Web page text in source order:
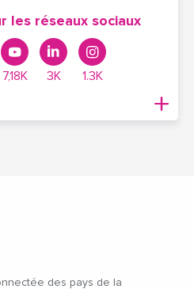
les réseaux sociaux
7,18K 3K 1.3K
des pays de la